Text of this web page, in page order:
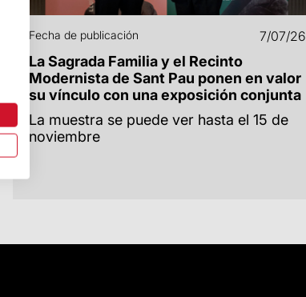
Fecha de publicación 7/07/26
La Sagrada Familia y el Recinto
Modernista de Sant Pau ponen en valor
su vínculo con una exposición conjunta
La muestra se puede ver hasta el 15 de
noviembre